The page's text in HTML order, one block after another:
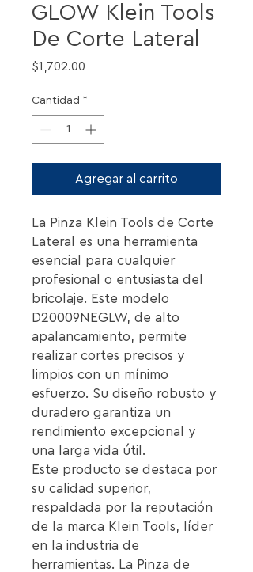
GLOW Klein Tools
De Corte Lateral
$1,702.00
Cantidad *
Agregar al carrito
La Pinza Klein Tools de Corte
Lateral es una herramienta
esencial para cualquier
profesional o entusiasta del
bricolaje. Este modelo
D20009NEGLW, de alto
apalancamiento, permite
realizar cortes precisos y
limpios con un mínimo
esfuerzo. Su diseño robusto y
duradero garantiza un
rendimiento excepcional y
una larga vida útil.
Este producto se destaca por
su calidad superior,
respaldada por la reputación
de la marca Klein Tools, líder
en la industria de
herramientas. La Pinza de